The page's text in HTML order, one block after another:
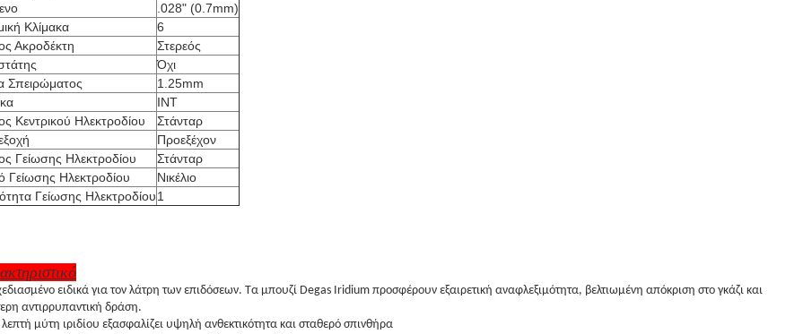
.028" (0.7mm)
Κλίμακα
6
Ακροδέκτη
Στερεός
Όχι
Σπειρώματος
1.25mm
INT
Κεντρικού Ηλεκτροδίου
Στάνταρ
Προεξέχον
Γείωσης Ηλεκτροδίου
Στάνταρ
Γείωσης Ηλεκτροδίου
Νικέλιο
Γείωσης Ηλεκτροδίου1
ειδικά για τον λάτρη των επιδόσεων. Τα μπουζί Degas Iridium προσφέρουν εξαιρετική αναφλεξιμότητα, βελτιωμένη απόκριση στο γκάζι και
αντιρρυπαντική δράση.
μύτη ιριδίου εξασφαλίζει υψηλή ανθεκτικότητα και σταθερό σπινθήρα